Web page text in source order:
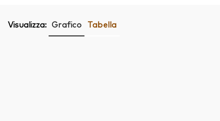
Visualizza: Grafico Tabella